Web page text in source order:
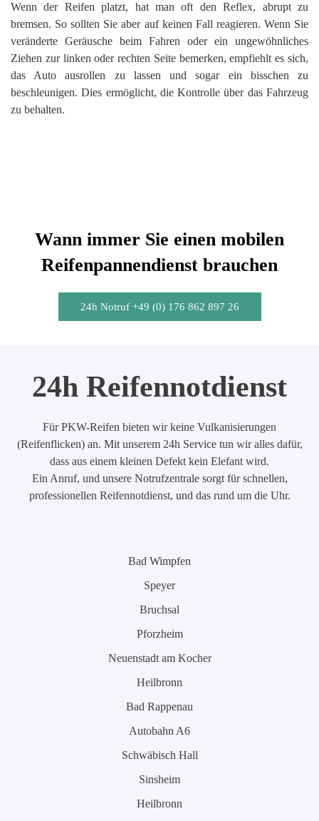
Wenn der Reifen platzt, hat man oft den Reflex, abrupt zu
bremsen. So sollten Sie aber auf keinen Fall reagieren. Wenn Sie
veränderte Geräusche beim Fahren oder ein ungewöhnliches
Ziehen zur linken oder rechten Seite bemerken, empfiehlt es sich,
das Auto ausrollen zu lassen und sogar ein bisschen zu
beschleunigen. Dies ermöglicht, die Kontrolle über das Fahrzeug
zu behalten.
Wann immer Sie einen mobilen
Reifenpannendienst brauchen
24h Notruf +49 (0) 176 862 897 26
24h Reifennotdienst
Für PKW-Reifen bieten wir keine Vulkanisierungen
(Reifenflicken) an. Mit unserem 24h Service tun wir alles dafür,
dass aus einem kleinen Defekt kein Elefant wird.
Ein Anruf, und unsere Notrufzentrale sorgt für schnellen,
professionellen Reifennotdienst, und das rund um die Uhr.
Bad Wimpfen
Speyer
Bruchsal
Pforzheim
Neuenstadt am Kocher
Heilbronn
Bad Rappenau
Autobahn A6
Schwäbisch Hall
Sinsheim
Heilbronn